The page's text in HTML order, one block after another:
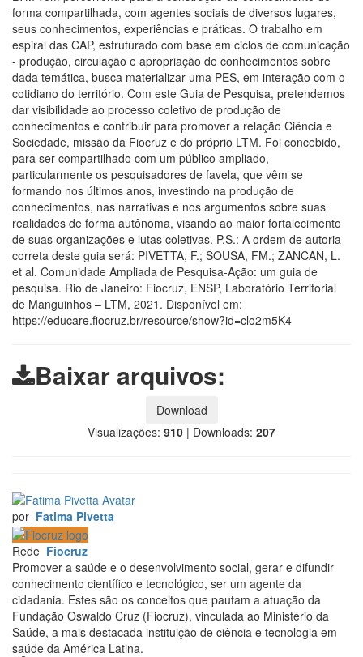
forma compartilhada, com agentes sociais de diversos lugares,
seus conhecimentos, experiências e práticas. O trabalho em
espiral das CAP, estruturado com base em ciclos de comunicação
- produção, circulação e apropriação de conhecimentos sobre
dada temática, busca materializar uma PES, em interação com o
cotidiano do território. Com este Guia de Pesquisa, pretendemos
dar visibilidade ao processo coletivo de produção de
conhecimentos e contribuir para promover a relação Ciência e
Sociedade, missão da Fiocruz e do próprio LTM. Foi concebido,
para ser compartilhado com um público ampliado,
particularmente os pesquisadores de favela, que vêm se
formando nos últimos anos, investindo na produção de
conhecimentos, nas narrativas e nos argumentos sobre suas
realidades de forma autônoma, visando ao maior fortalecimento
de suas organizações e lutas coletivas. P.S.: A ordem de autoria
correta deste guia será: PIVETTA, F.; SOUSA, FM.; ZANCAN, L.
et al. Comunidade Ampliada de Pesquisa-Ação: um guia de
pesquisa. Rio de Janeiro: Fiocruz, ENSP, Laboratório Territorial
de Manguinhos – LTM, 2021. Disponível em:
https://educare.fiocruz.br/resource/show?id=clo2m5K4
Baixar arquivos:
Download
Visualizações: 910 | Downloads: 207
por Fatima Pivetta
Rede Fiocruz
Promover a saúde e o desenvolvimento social, gerar e difundir
conhecimento científico e tecnológico, ser um agente da
cidadania. Estes são os conceitos que pautam a atuação da
Fundação Oswaldo Cruz (Fiocruz), vinculada ao Ministério da
Saúde, a mais destacada instituição de ciência e tecnologia em
saúde da América Latina.